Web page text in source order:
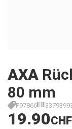
AXA
80 mm
P97866
19.90CHF